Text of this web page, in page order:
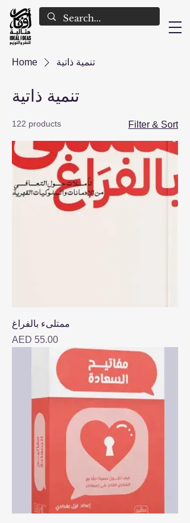
Home تنمية ذاتية
تنمية ذاتية
122 products Filter & Sort
ممتلىء بالفراغ
Price
AED 55.00